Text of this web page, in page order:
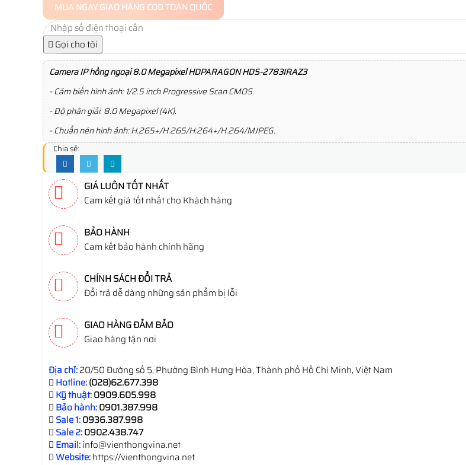
MUA NGAYGIAO HÀNG COD TOÀN QUỐC
Gọi cho tôi
Camera IP hồng ngoại 8.0 Megapixel HDPARAGON HDS-2783IRAZ3
- Cảm biến hình ảnh: 1/2.5 inch Progressive Scan CMOS.
- Độ phân giải: 8.0 Megapixel (4K).
- Chuẩn nén hình ảnh: H.265+/H.265/H.264+/H.264/MJPEG.
Chia sẻ:
GIÁ LUÔN TỐT NHẤT
Cam kết giá tốt nhất cho Khách hàng
BẢO HÀNH
Cam kết bảo hành chính hãng
CHÍNH SÁCH ĐỔI TRẢ
Đổi trả dễ dàng những sản phẩm bị lỗi
GIAO HÀNG ĐẢM BẢO
Giao hàng tận nơi
Địa chỉ:20/50 Đường số 5, Phường Bình Hưng Hòa, Thành phố Hồ Chí Minh, Việt Nam
Hotline:(028)62.677.398
Kỹ thuật:0909.605.998
Bảo hành:0901.387.998
Sale 1:0936.387.998
Sale 2:0902.438.747
Email:info@vienthongvina.net
Website:https://vienthongvina.net